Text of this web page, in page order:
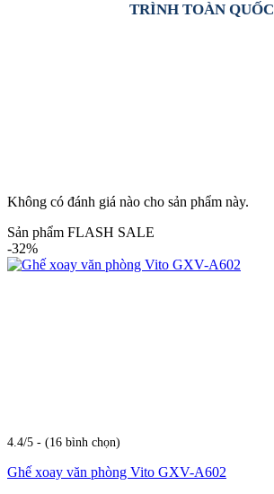
TRÌNH TOÀN QUỐC
Không có đánh giá nào cho sản phẩm này.
Sản phẩm FLASH SALE
-32%
4.4/5 - (16 bình chọn)
Ghế xoay văn phòng Vito GXV-A602